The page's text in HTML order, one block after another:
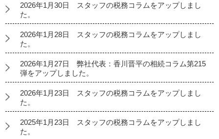
2026年1月30日 スタッフの税務コラムをアップしまし
た。
2026年1月28日 スタッフの税務コラムをアップしまし
た。
2026年1月27日 弊社代表：香川晋平の相続コラム第215
弾をアップしました。
2026年1月23日 スタッフの税務コラムをアップしまし
た。
2025年1月23日 スタッフの税務コラムをアップしまし
た。